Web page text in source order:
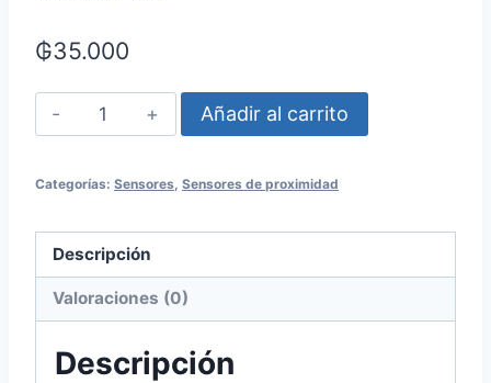
₲35.000
Sensor
de
MiniPIR
Añadir al carrito
Categorías: Sensores, Sensores de proximidad
Descripción
Valoraciones (0)
Descripción